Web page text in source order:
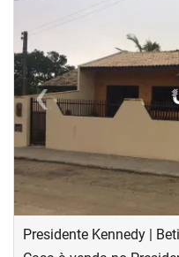
‹Previous
Presidente Kennedy |